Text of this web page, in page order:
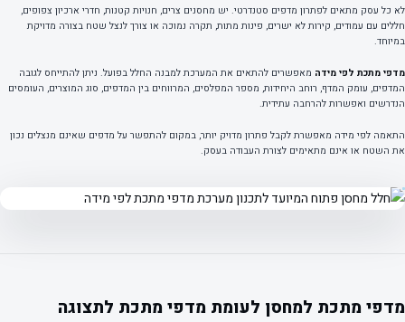
לא כל עסק מתאים לפתרון מדפים סטנדרטי. יש מחסנים צרים, חנויות קטנות, חדרי ארכיון צפופים,
חללים עם עמודים, קירות לא ישרים, פינות מתות, תקרה נמוכה או צורך לנצל שטח בצורה מדויקת
במיוחד.
מדפי מתכת לפי מידה מאפשרים להתאים את המערכת למבנה החלל בפועל. ניתן להתייחס לגובה
המדפים, עומק המדף, רוחב היחידות, מספר המפלסים, המרווחים בין המדפים, סוג המוצרים, העומסים
הנדרשים ואפשרות להרחבה עתידית.
התאמה לפי מידה מאפשרת לקבל פתרון מדויק יותר, במקום להתפשר על מדפים שאינם מנצלים נכון
את השטח או אינם מתאימים לצורת העבודה בעסק.
מדפי מתכת למחסן לעומת מדפי מתכת לתצוגה